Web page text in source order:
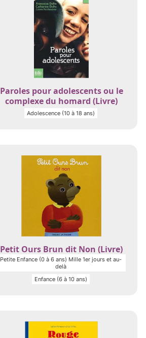
Paroles pour adolescents ou le
complexe du homard (Livre)
Adolescence (10 à 18 ans)
Petit Ours Brun dit Non (Livre)
Petite Enfance (0 à 6 ans) Mille 1er jours et au-
delà
Enfance (6 à 10 ans)